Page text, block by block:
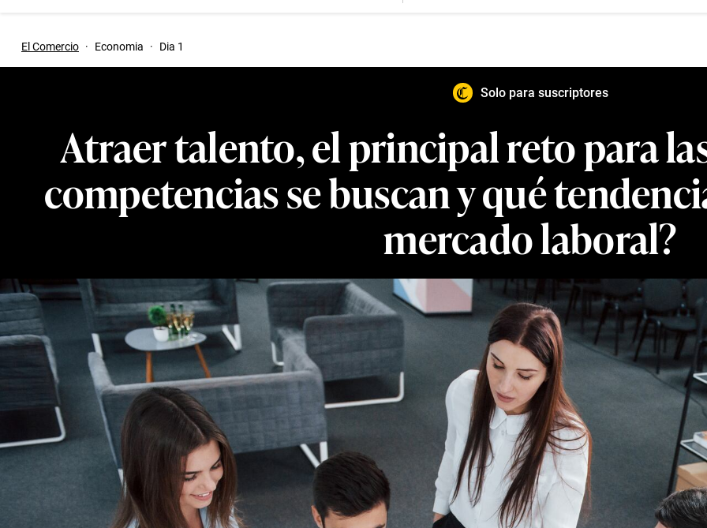
El Comercio · Economia · Dia 1
Solo para suscriptores
Atraer talento, el principal reto para
competencias se buscan y qué
mercado laboral?